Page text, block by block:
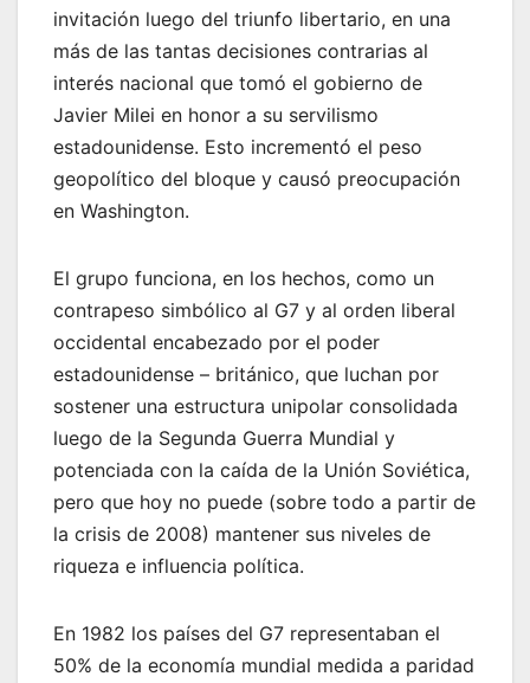
invitación luego del triunfo libertario, en una
más de las tantas decisiones contrarias al
interés nacional que tomó el gobierno de
Javier Milei en honor a su servilismo
estadounidense. Esto incrementó el peso
geopolítico del bloque y causó preocupación
en Washington.
El grupo funciona, en los hechos, como un
contrapeso simbólico al G7 y al orden liberal
occidental encabezado por el poder
estadounidense – británico, que luchan por
sostener una estructura unipolar consolidada
luego de la Segunda Guerra Mundial y
potenciada con la caída de la Unión Soviética,
pero que hoy no puede (sobre todo a partir de
la crisis de 2008) mantener sus niveles de
riqueza e influencia política.
En 1982 los países del G7 representaban el
50% de la economía mundial medida a paridad